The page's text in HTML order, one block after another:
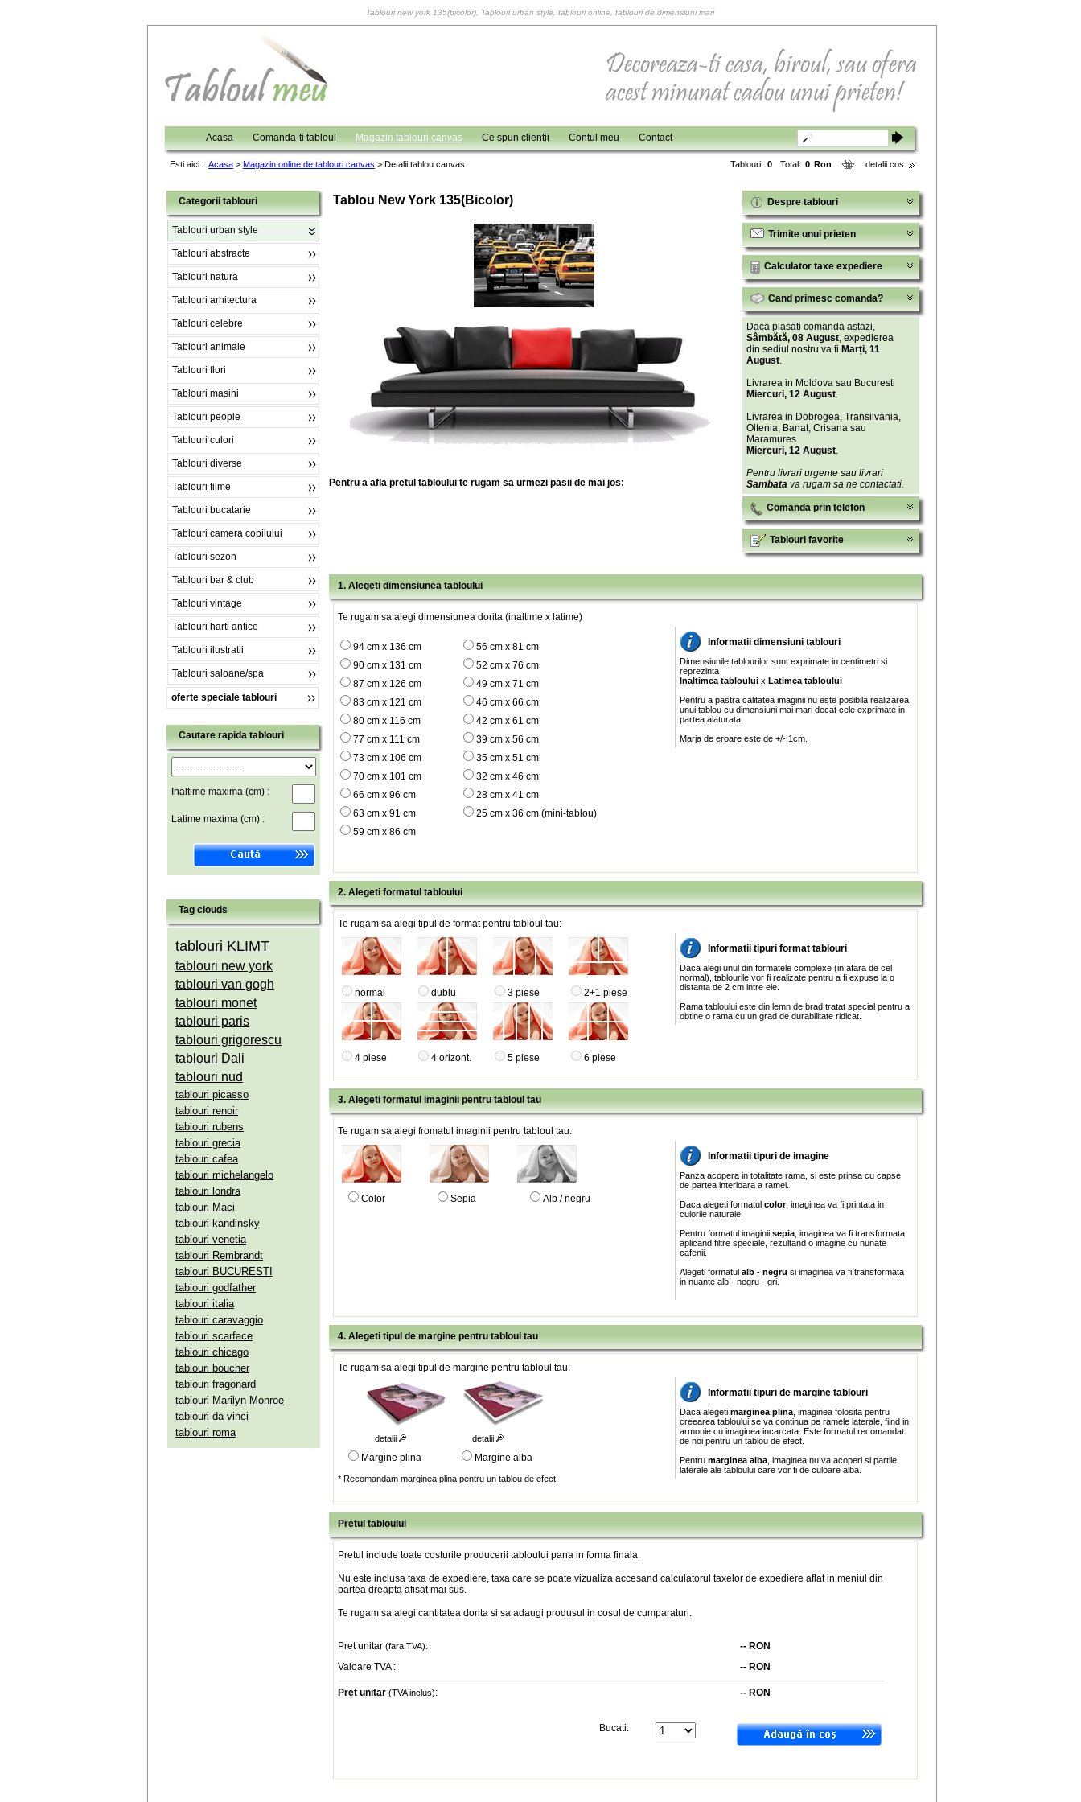
Tablouri new york 135(bicolor), Tablouri urban style, tablouri online, tablouri de dimensiuni mari
Acasa Comanda-ti tabloul Magazin tablouri canvas Ce spun clientii Contul meu Contact
Esti aici : Acasa > Magazin online de tablouri canvas > Detalii tablou canvas detalii cos
Tablouri: 0 Total: 0 Ron
Categorii tablouri
Tablouri urban style
Tablouri abstracte
Tablouri natura
Tablouri arhitectura
Tablouri celebre
Tablouri animale
Tablouri flori
Tablouri masini
Tablouri people
Tablouri culori
Tablouri diverse
Tablouri filme
Tablouri bucatarie
Tablouri camera copilului
Tablouri sezon
Tablouri bar & club
Tablouri vintage
Tablouri harti antice
Tablouri ilustratii
Tablouri saloane/spa
oferte speciale tablouri
Cautare rapida tablouri
Inaltime maxima (cm) :
Latime maxima (cm) :
Tag clouds
tablouri KLIMT
tablouri new york
tablouri van gogh
tablouri monet
tablouri paris
tablouri grigorescu
tablouri Dali
tablouri nud
tablouri picasso
tablouri renoir
tablouri rubens
tablouri grecia
tablouri cafea
tablouri michelangelo
tablouri londra
tablouri Maci
tablouri kandinsky
tablouri venetia
tablouri Rembrandt
tablouri BUCURESTI
tablouri godfather
tablouri italia
tablouri caravaggio
tablouri scarface
tablouri chicago
tablouri boucher
tablouri fragonard
tablouri Marilyn Monroe
tablouri da vinci
tablouri roma
Tablou New York 135(bicolor) Despre tablouri
Trimite unui prieten
Calculator taxe expediere
Cand primesc comanda?
Daca plasati comanda astazi,
Sâmbătă, 08 August, expedierea
din sediul nostru va fi Marți, 11
August.
Livrarea in Moldova sau Bucuresti
Miercuri, 12 August.
Livrarea in Dobrogea, Transilvania,
Oltenia, Banat, Crisana sau
Maramures
Miercuri, 12 August.
Pentru livrari urgente sau livrari
Sambata va rugam sa ne contactati.
Comanda prin telefon
Tablouri favorite
Pentru a afla pretul tabloului te rugam sa urmezi pasii de mai jos:
1. Alegeti dimensiunea tabloului
Te rugam sa alegi dimensiunea dorita (inaltime x latime)
94 cm x 136 cm
56 cm x 81 cm
90 cm x 131 cm
52 cm x 76 cm
87 cm x 126 cm
49 cm x 71 cm
83 cm x 121 cm
46 cm x 66 cm
80 cm x 116 cm
42 cm x 61 cm
77 cm x 111 cm
39 cm x 56 cm
73 cm x 106 cm
35 cm x 51 cm
70 cm x 101 cm
32 cm x 46 cm
66 cm x 96 cm
28 cm x 41 cm
63 cm x 91 cm
25 cm x 36 cm (mini-tablou)
59 cm x 86 cm
Informatii dimensiuni tablouri
Dimensiunile tablourilor sunt exprimate in centimetri si
reprezinta
Inaltimea tabloului x Latimea tabloului
Pentru a pastra calitatea imaginii nu este posibila realizarea
unui tablou cu dimensiuni mai mari decat cele exprimate in
partea alaturata.
Marja de eroare este de +/- 1cm.
2. Alegeti formatul tabloului
Te rugam sa alegi tipul de format pentru tabloul tau:
normal dublu 3 piese 2+1 piese
Informatii tipuri format tablouri
Daca alegi unul din formatele complexe (in afara de cel
normal), tablourile vor fi realizate pentru a fi expuse la o
distanta de 2 cm intre ele.
Rama tabloului este din lemn de brad tratat special pentru a
obtine o rama cu un grad de durabilitate ridicat.
4 piese 4 orizont. 5 piese 6 piese
3. Alegeti formatul imaginii pentru tabloul tau
Te rugam sa alegi fromatul imaginii pentru tabloul tau:
Color Sepia Alb / negru
Informatii tipuri de imagine
Panza acopera in totalitate rama, si este prinsa cu capse
de partea interioara a ramei.
Daca alegeti formatul color, imaginea va fi printata in
culorile naturale.
Pentru formatul imaginii sepia , imaginea va fi transformata
aplicand filtre speciale, rezultand o imagine cu nunate
cafenii.
Alegeti formatul alb - negru si imaginea va fi transformata
in nuante alb - negru - gri.
4. Alegeti tipul de margine pentru tabloul tau
Te rugam sa alegi tipul de margine pentru tabloul tau:
detalii detalii
Margine plina Margine alba
* Recomandam marginea plina pentru un tablou de efect.
Informatii tipuri de margine tablouri
Daca alegeti marginea plina , imaginea folosita pentru
creearea tabloului se va continua pe ramele laterale, fiind in
armonie cu imaginea incarcata. Este formatul recomandat
de noi pentru un tablou de efect.
Pentru marginea alba , imaginea nu va acoperi si partile
laterale ale tabloului care vor fi de culoare alba.
Pretul tabloului
Pretul include toate costurile producerii tabloului pana in forma finala.
Nu este inclusa taxa de expediere, taxa care se poate vizualiza accesand calculatorul taxelor de expediere aflat in meniul din
partea dreapta afisat mai sus.
Te rugam sa alegi cantitatea dorita si sa adaugi produsul in cosul de cumparaturi.
Pret unitar (fara TVA): -- RON
Valoare TVA : -- RON
Pret unitar (TVA inclus): -- RON
Bucati: